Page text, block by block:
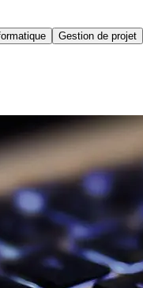
Gestion de projet